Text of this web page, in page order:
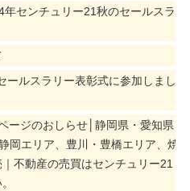
センチュリー21秋のセールスラ
ールスラリー表彰式に参加しまし
ージのおしらせ│静岡県・愛知県
岡エリア、豊川・豊橋エリア、焼
不動産の売買はセンチュリー21